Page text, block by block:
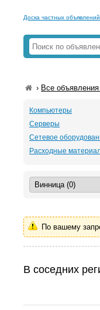
Доска частных объявлений
› Все
Компьютеры
Серверы
Сетевое
Расходные
По вашему
В соседних